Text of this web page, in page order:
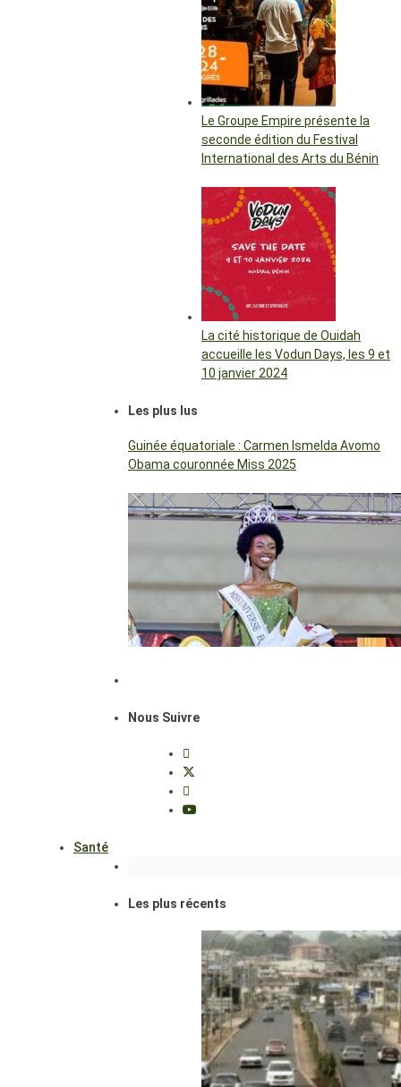
Le Groupe Empire présente la
seconde édition du Festival
International des Arts du Bénin
La cité historique de Ouidah
accueille les Vodun Days, les 9 et
10 janvier 2024
Les plus lus
Guinée équatoriale : Carmen Ismelda Avomo
Obama couronnée Miss 2025
Nous Suivre
Santé
Les plus récents